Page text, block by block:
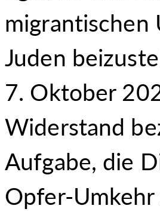
migrantischen
Juden
7. Oktober
Widerstand
Aufgabe, die
Opfer-Umkehr